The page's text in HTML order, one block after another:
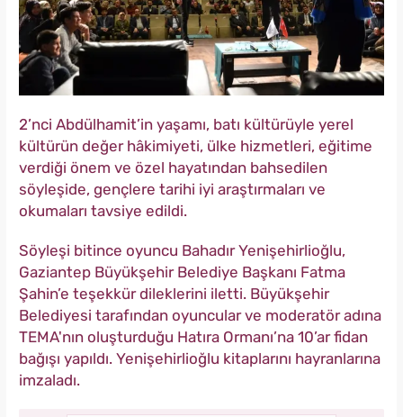
2’nci Abdülhamit’in yaşamı, batı kültürüyle yerel
kültürün değer hâkimiyeti, ülke hizmetleri, eğitime
verdiği önem ve özel hayatından bahsedilen
söyleşide, gençlere tarihi iyi araştırmaları ve
okumaları tavsiye edildi.
Söyleşi bitince oyuncu Bahadır Yenişehirlioğlu,
Gaziantep Büyükşehir Belediye Başkanı Fatma
Şahin’e teşekkür dileklerini iletti. Büyükşehir
Belediyesi tarafından oyuncular ve moderatör adına
TEMA'nın oluşturduğu Hatıra Ormanı’na 10’ar fidan
bağışı yapıldı. Yenişehirlioğlu kitaplarını hayranlarına
imzaladı.